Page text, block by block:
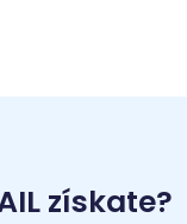
získate?